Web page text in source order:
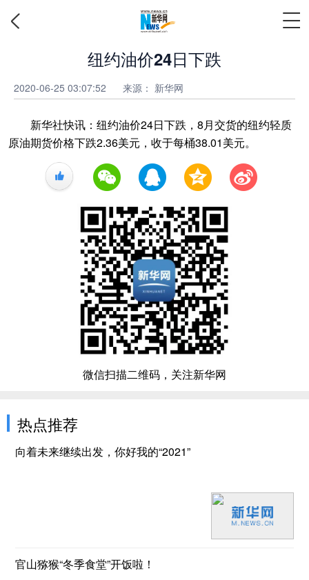
纽约油价24日下跌
2020-06-25 03:07:52 来源： 新华网
新华社快讯：纽约油价24日下跌，8月交货的纽约轻质
原油期货价格下跌2.36美元，收于每桶38.01美元。
+1
微信扫描二维码，关注新华网
热点推荐
向着未来继续出发，你好我的“2021”
官山猕猴“冬季食堂”开饭啦！